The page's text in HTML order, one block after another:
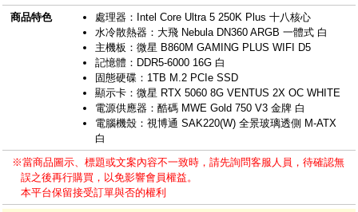
商品特色
處理器：Intel Core Ultra 5 250K Plus 十八核心
水冷散熱器：大飛 Nebula DN360 ARGB 一體式 白
主機板：微星 B860M GAMING PLUS WIFI D5
記憶體：DDR5-6000 16G 白
固態硬碟：1TB M.2 PCIe SSD
顯示卡：微星 RTX 5060 8G VENTUS 2X OC WHITE
電源供應器：酷碼 MWE Gold 750 V3 金牌 白
電腦機殼：視博通 SAK220(W) 全景玻璃透側 M-ATX
白
※當商品圖示、標題或文案內容不一致時，請先詢問客服人員，待確認無
誤之後再行購買，以免影響會員權益。
本平台保留接受訂單與否的權利